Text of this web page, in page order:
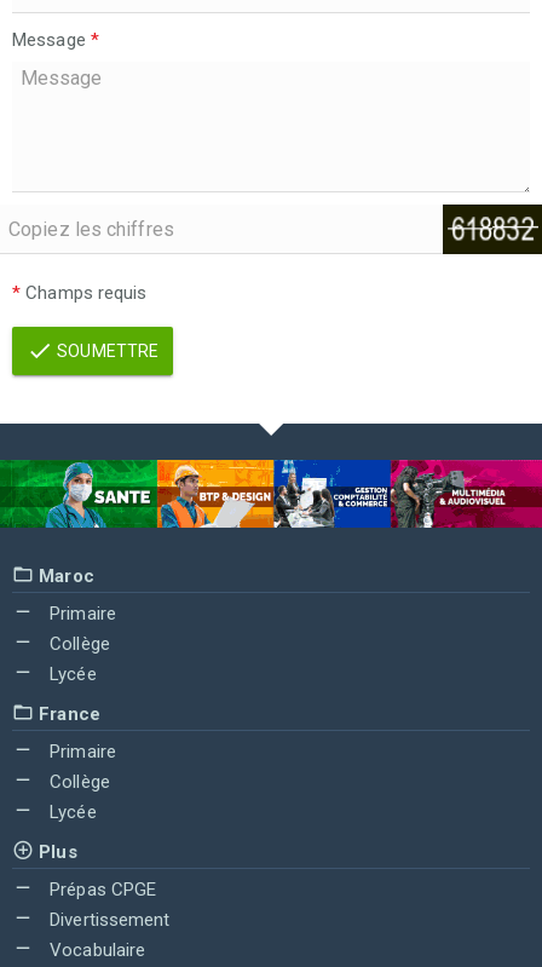
Message *
* Champs requis
SOUMETTRE
Maroc
Primaire
Collège
Lycée
France
Primaire
Collège
Lycée
Plus
Prépas CPGE
Divertissement
Vocabulaire